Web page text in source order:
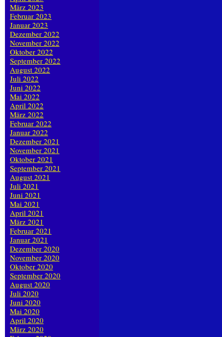
März 2023
Februar 2023
Januar 2023
Dezember 2022
November 2022
Oktober 2022
September 2022
August 2022
Juli 2022
Juni 2022
Mai 2022
April 2022
März 2022
Februar 2022
Januar 2022
Dezember 2021
November 2021
Oktober 2021
September 2021
August 2021
Juli 2021
Juni 2021
Mai 2021
April 2021
März 2021
Februar 2021
Januar 2021
Dezember 2020
November 2020
Oktober 2020
September 2020
August 2020
Juli 2020
Juni 2020
Mai 2020
April 2020
März 2020